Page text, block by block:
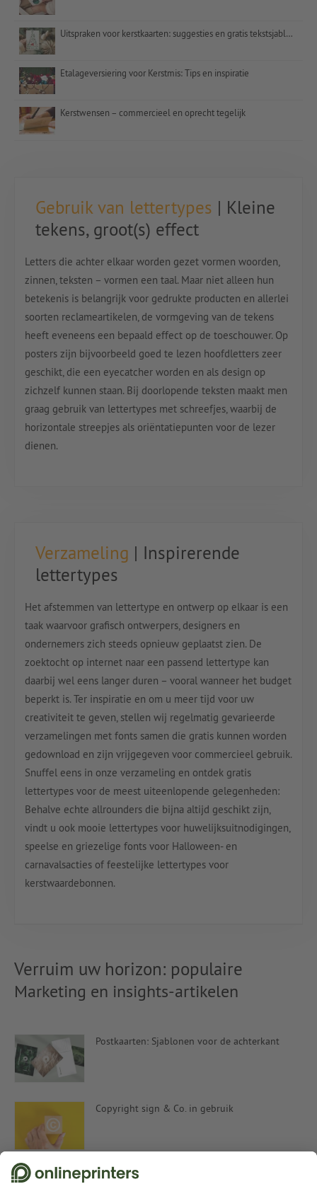
Uitspraken voor kerstkaarten: suggesties en gratis tekstsjablonen
Etalageversiering voor Kerstmis: Tips en inspiratie
Kerstwensen – commercieel en oprecht tegelijk
Gebruik van lettertypes | Kleine
tekens, groot(s) effect
Letters die achter elkaar worden gezet vormen woorden,
zinnen, teksten – vormen een taal. Maar niet alleen hun
betekenis is belangrijk voor gedrukte producten en allerlei
soorten reclameartikelen, de vormgeving van de tekens
heeft eveneens een bepaald effect op de toeschouwer. Op
posters zijn bijvoorbeeld goed te lezen hoofdletters zeer
geschikt, die een eyecatcher worden en als design op
zichzelf kunnen staan. Bij doorlopende teksten maakt men
graag gebruik van lettertypes met schreefjes, waarbij de
horizontale streepjes als oriëntatiepunten voor de lezer
dienen.
Verzameling | Inspirerende
lettertypes
Het afstemmen van lettertype en ontwerp op elkaar is een
taak waarvoor grafisch ontwerpers, designers en
ondernemers zich steeds opnieuw geplaatst zien. De
zoektocht op internet naar een passend lettertype kan
daarbij wel eens langer duren – vooral wanneer het budget
beperkt is. Ter inspiratie en om u meer tijd voor uw
creativiteit te geven, stellen wij regelmatig gevarieerde
verzamelingen met fonts samen die gratis kunnen worden
gedownload en zijn vrijgegeven voor commercieel gebruik.
Snuffel eens in onze verzameling en ontdek gratis
lettertypes voor de meest uiteenlopende gelegenheden:
Behalve echte allrounders die bijna altijd geschikt zijn,
vindt u ook mooie lettertypes voor huwelijksuitnodigingen,
speelse en griezelige fonts voor Halloween- en
carnavalsacties of feestelijke lettertypes voor
kerstwaardebonnen.
Verruim uw horizon: populaire
Marketing en insights-artikelen
Postkaarten: Sjablonen voor de achterkant
Copyright sign & Co. in gebruik
EK 2021: speelschema-templates voor uw